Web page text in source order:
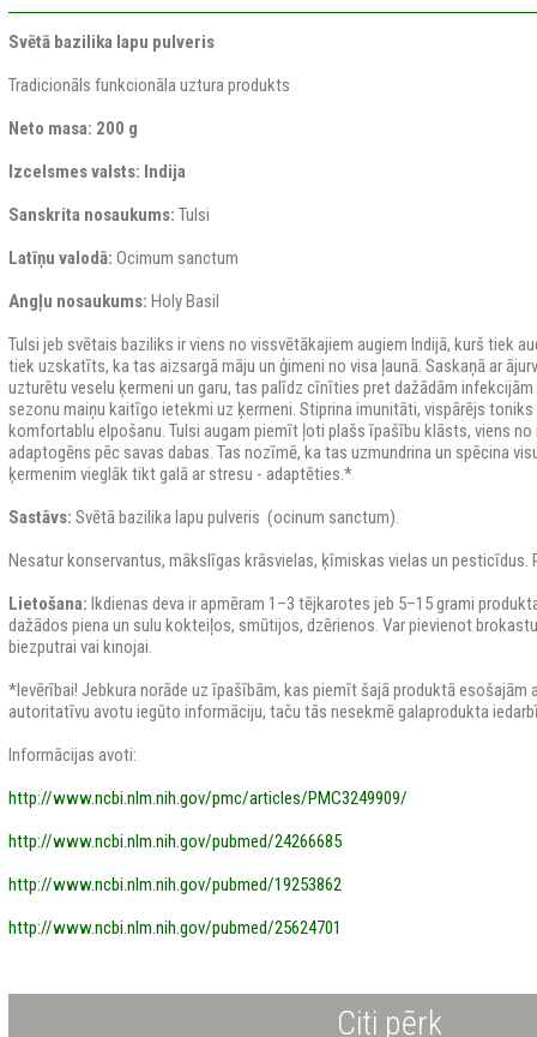
Svētā bazilika lapu pulveris
Tradicionāls funkcionāla uztura produkts
Neto masa: 200 g
Izcelsmes valsts: Indija
Sanskrita nosaukums: Tulsi
Latīņu valodā: Ocimum sanctum
Angļu nosaukums: Holy Basil
Tulsi jeb svētais baziliks ir viens no vissvētākajiem augiem Indijā, kurš tiek
tiek uzskatīts, ka tas aizsargā māju un ģimeni no visa ļaunā. Saskaņā ar
uzturētu veselu ķermeni un garu, tas palīdz cīnīties pret dažādām
sezonu maiņu kaitīgo ietekmi uz ķermeni. Stiprina imunitāti, vispārējs toniks
komfortablu elpošanu. Tulsi augam piemīt ļoti plašs īpašību klāsts, viens no
adaptogēns pēc savas dabas. Tas nozīmē, ka tas uzmundrina un spēcina
ķermenim vieglāk tikt galā ar stresu - adaptēties.*
Sastāvs: Svētā bazilika lapu pulveris (ocinum sanctum).
Nesatur konservantus, mākslīgas krāsvielas, ķīmiskas vielas un pesticīdus.
Lietošana: Ikdienas deva ir apmēram 1–3 tējkarotes jeb 5–15 grami
dažādos piena un sulu kokteiļos, smūtijos, dzērienos. Var pievienot
biezputrai vai kinojai.
*Ievērībai! Jebkura norāde uz īpašībām, kas piemīt šajā produktā esošajām
autoritatīvu avotu iegūto informāciju, taču tās nesekmē galaprodukta
Informācijas avoti:
http://www.ncbi.nlm.nih.gov/pmc/articles/PMC3249909/
http://www.ncbi.nlm.nih.gov/pubmed/24266685
http://www.ncbi.nlm.nih.gov/pubmed/19253862
http://www.ncbi.nlm.nih.gov/pubmed/25624701
Citi pērk